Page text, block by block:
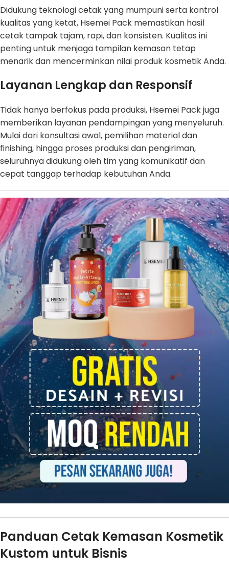
Didukung teknologi cetak yang mumpuni serta kontrol
kualitas yang ketat, Hsemei Pack memastikan hasil
cetak tampak tajam, rapi, dan konsisten. Kualitas ini
penting untuk menjaga tampilan kemasan tetap
menarik dan mencerminkan nilai produk kosmetik Anda.
Layanan Lengkap dan Responsif
Tidak hanya berfokus pada produksi, Hsemei Pack juga
memberikan layanan pendampingan yang menyeluruh.
Mulai dari konsultasi awal, pemilihan material dan
finishing, hingga proses produksi dan pengiriman,
seluruhnya didukung oleh tim yang komunikatif dan
cepat tanggap terhadap kebutuhan Anda.
Panduan Cetak Kemasan Kosmetik
Kustom untuk Bisnis